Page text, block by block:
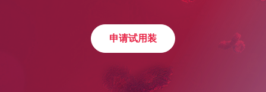
申请试用装